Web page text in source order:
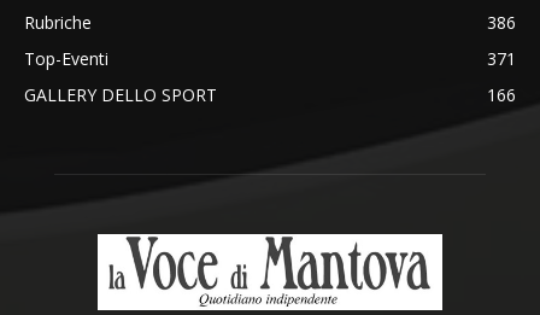
Rubriche
386
Top-Eventi
371
GALLERY DELLO SPORT
166